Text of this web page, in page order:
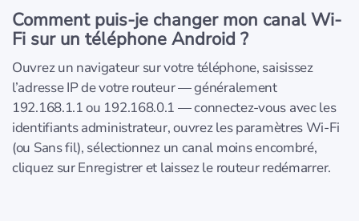
Comment puis-je changer mon canal Wi-
Fi sur un téléphone Android ?
Ouvrez un navigateur sur votre téléphone, saisissez
l’adresse IP de votre routeur — généralement
192.168.1.1 ou 192.168.0.1 — connectez-vous avec les
identifiants administrateur, ouvrez les paramètres Wi‑Fi
(ou Sans fil), sélectionnez un canal moins encombré,
cliquez sur Enregistrer et laissez le routeur redémarrer.